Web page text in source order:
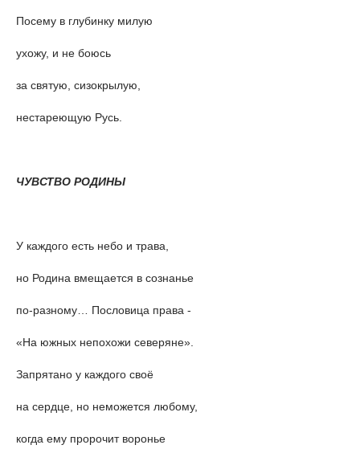
Посему в глубинку милую
ухожу, и не боюсь
за святую, сизокрылую,
нестареющую Русь.
ЧУВСТВО РОДИНЫ
У каждого есть небо и трава,
но Родина вмещается в сознанье
по-разному… Пословица права -
«На южных непохожи северяне».
Запрятано у каждого своё
на сердце, но неможется любому,
когда ему пророчит воронье